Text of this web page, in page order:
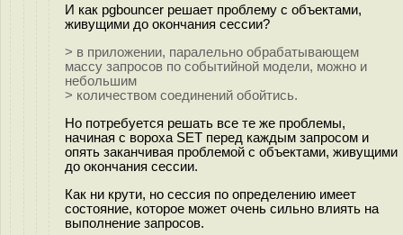
И как pgbouncer решает проблему с объектами,
живущими до окончания сессии?
> в приложении, паралельно обрабатывающем
массу запросов по событийной модели, можно и
небольшим
> количеством соединений обойтись.
Но потребуется решать все те же проблемы,
начиная с вороха SET перед каждым запросом и
опять заканчивая проблемой с объектами, живущими
до окончания сессии.
Как ни крути, но сессия по определению имеет
состояние, которое может очень сильно влиять на
выполнение запросов.